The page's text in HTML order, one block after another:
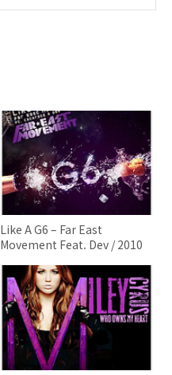
Like A G6 – Far East
Movement Feat. Dev / 2010